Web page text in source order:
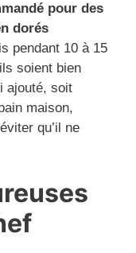
pour des
dorés
pendant 10 à 15
soient bien
ajouté, soit
maison,
qu’il ne